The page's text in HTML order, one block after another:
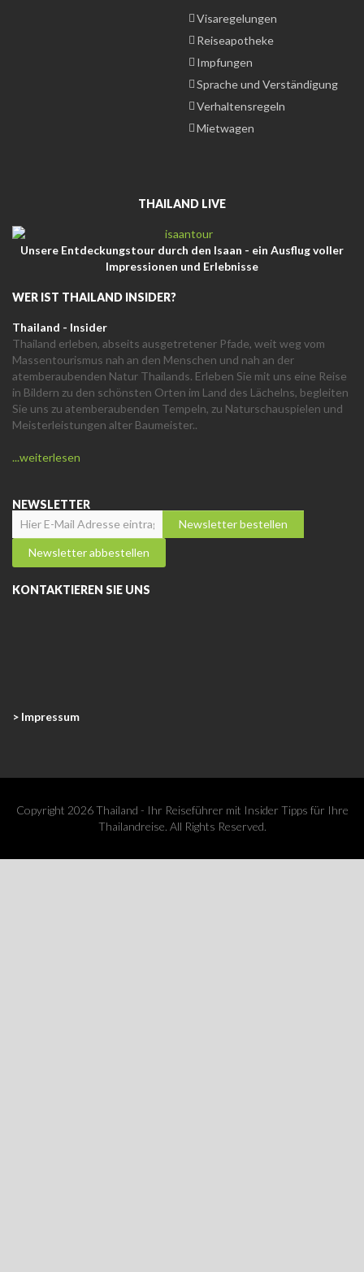
Visaregelungen
Reiseapotheke
Impfungen
Sprache und Verständigung
Verhaltensregeln
Mietwagen
THAILAND LIVE
Unsere Entdeckungstour durch den Isaan - ein Ausflug voller
Impressionen und Erlebnisse
WER IST THAILAND INSIDER?
Thailand - Insider
Thailand erleben, abseits ausgetretener Pfade, weit weg vom
Massentourismus nah an den Menschen und nah an der
atemberaubenden Natur Thailands. Erleben Sie mit uns eine Reise
in Bildern zu den schönsten Orten im Land des Lächelns, begleiten
Sie uns zu atemberaubenden Tempeln, zu Naturschauspielen und
Meisterleistungen alter Baumeister..
...weiterlesen
NEWSLETTER
KONTAKTIEREN SIE UNS
> Impressum
Copyright 2026 Thailand - Ihr Reiseführer mit Insider Tipps für Ihre
Thailandreise. All Rights Reserved.